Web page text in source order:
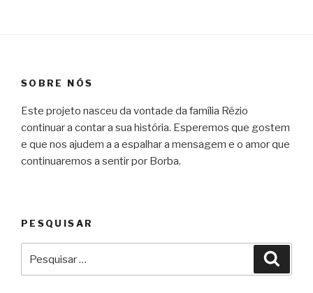
SOBRE NÓS
Este projeto nasceu da vontade da família Rézio
continuar a contar a sua história. Esperemos que gostem
e que nos ajudem a a espalhar a mensagem e o amor que
continuaremos a sentir por Borba.
PESQUISAR
por: